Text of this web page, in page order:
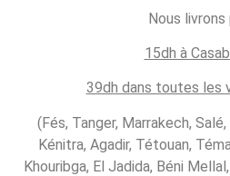
Nous livrons
15dh à
39dh dans toutes les
(Fés, Tanger, Marrakech,
Kénitra, Agadir, Tétouan,
Khouribga, El Jadida, Béni